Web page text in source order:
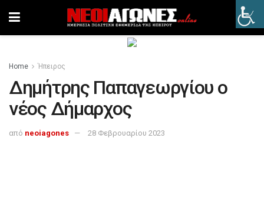
Home Ήπειρος
Δημήτρης Παπαγεωργίου ο
νέος Δήμαρχος
από neoiagones 28 Φεβρουαρίου 2023